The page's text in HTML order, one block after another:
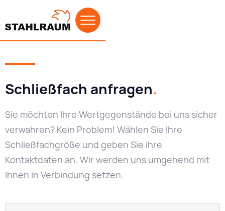
Schließfach anfragen.
Sie möchten Ihre Wertgegenstände bei uns sicher
verwahren? Kein Problem! Wählen Sie Ihre
Schließfachgröße und geben Sie Ihre
Kontaktdaten an. Wir werden uns umgehend mit
Ihnen in Verbindung setzen.